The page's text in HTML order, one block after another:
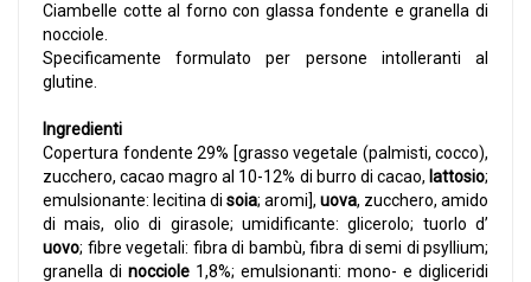
Ciambelle cotte al forno con glassa fondente e granella di
nocciole.
Specificamente formulato per persone intolleranti al
glutine.
Ingredienti
Copertura fondente 29% [grasso vegetale (palmisti, cocco),
zucchero, cacao magro al 10-12% di burro di cacao, lattosio;
emulsionante: lecitina di soia; aromi], uova, zucchero, amido
di mais, olio di girasole; umidificante: glicerolo; tuorlo d’
uovo; fibre vegetali: fibra di bambù, fibra di semi di psyllium;
granella di nocciole 1,8%; emulsionanti: mono- e digliceridi